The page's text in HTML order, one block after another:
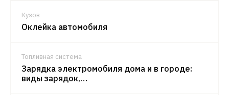
Кузов
Оклейка автомобиля
Топливная система
Зарядка электромобиля дома и в городе:
виды зарядок,…